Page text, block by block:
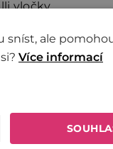
vločky
sezamu,
°C. Po otvorení
sníst, ale
Více informací